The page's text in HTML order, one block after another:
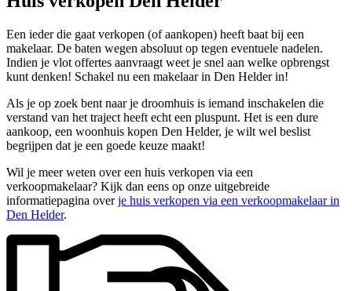
Een ieder die gaat verkopen (of aankopen) heeft baat bij een
makelaar. De baten wegen absoluut op tegen eventuele nadelen.
Indien je vlot offertes aanvraagt weet je snel aan welke opbrengst
kunt denken! Schakel nu een makelaar in Den Helder in!
Als je op zoek bent naar je droomhuis is iemand inschakelen die
verstand van het traject heeft echt een pluspunt. Het is een dure
aankoop, een woonhuis kopen Den Helder, je wilt wel beslist
begrijpen dat je een goede keuze maakt!
Wil je meer weten over een huis verkopen via een
verkoopmakelaar? Kijk dan eens op onze uitgebreide
informatiepagina overje huis verkopen via een verkoopmakelaar in
Den Helder.